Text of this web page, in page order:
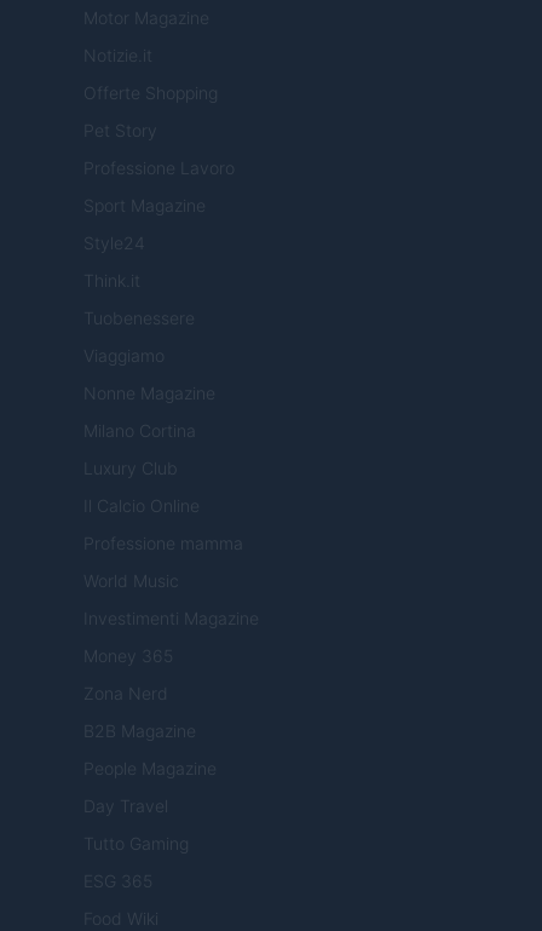
Motor Magazine
Notizie.it
Offerte Shopping
Pet Story
Professione Lavoro
Sport Magazine
Style24
Think.it
Tuobenessere
Viaggiamo
Nonne Magazine
Milano Cortina
Luxury Club
Il Calcio Online
Professione mamma
World Music
Investimenti Magazine
Money 365
Zona Nerd
B2B Magazine
People Magazine
Day Travel
Tutto Gaming
ESG 365
Food Wiki